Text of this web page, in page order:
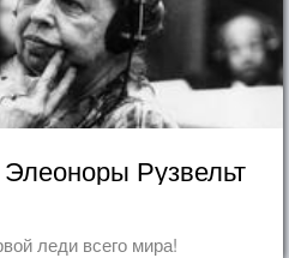
Рузвельт
леди всего мира!